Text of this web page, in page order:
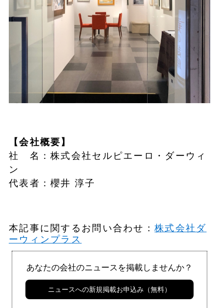
【会社概要】
社 名：株式会社セルピエーロ・ダーウィ
ン
代表者：櫻井 淳子
本記事に関するお問い合わせ：株式会社ダ
ーウィンプラス
あなたの会社のニュースを掲載しませんか？
ニュースへの新規掲載お申込み（無料）